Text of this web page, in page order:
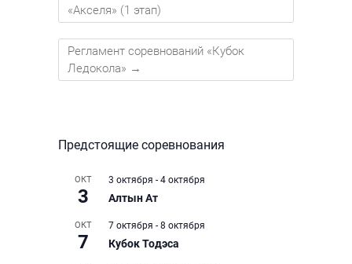
«Акселя» (1 этап)
Регламент соревнований «Кубок
Ледокола» →
Предстоящие соревнования
ОКТ
3
3 октября - 4 октября
Алтын Ат
ОКТ
7
7 октября - 8 октября
Кубок Тодэса